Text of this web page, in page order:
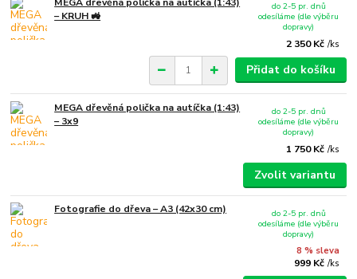
MEGA dřevěná polička na autíčka (1:43)
– KRUH 🚜
2 350 Kč /ks
do 2-5 pr. dnů
odesíláme (dle výběru
dopravy)
Přidat do košíku
MEGA dřevěná polička na autíčka (1:43)
– 3x9
1 750 Kč /ks
do 2-5 pr. dnů
odesíláme (dle výběru
dopravy)
Zvolit variantu
Fotografie do dřeva – A3 (42x30 cm)
8 % sleva
999 Kč /ks
do 2-5 pr. dnů
odesíláme (dle výběru
dopravy)